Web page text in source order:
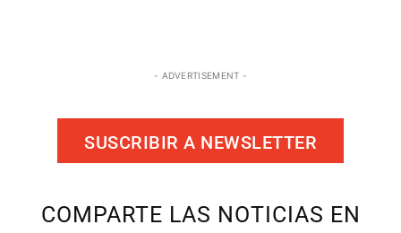
- ADVERTISEMENT -
SUSCRIBIR A NEWSLETTER
COMPARTE LAS NOTICIAS EN